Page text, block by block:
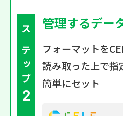
ステップ
2
管理するデー
フォーマットを
読み取った上で指
簡単にセット